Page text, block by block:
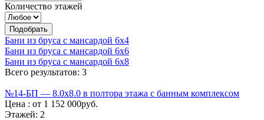
Количество этажей
Бани из бруса с мансардой 6х4
Бани из бруса с мансардой 6х6
Бани из бруса с мансардой 6х8
Всего результатов: 3
№14-БП — 8.0х8.0 в полтора этажа с банным комплексом
Цена : от 1 152 000руб.
Этажей: 2